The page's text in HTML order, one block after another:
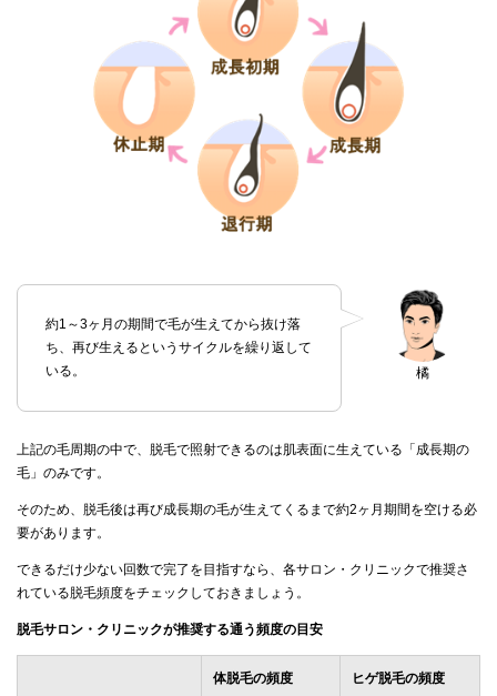
橘
約1～3ヶ月の期間で毛が生えてから抜け落
ち、再び生えるというサイクルを繰り返して
いる。
上記の毛周期の中で、脱毛で照射できるのは肌表面に生えている「成長期の
毛」のみです。
そのため、脱毛後は再び成長期の毛が生えてくるまで約2ヶ月期間を空ける必
要があります。
できるだけ少ない回数で完了を目指すなら、各サロン・クリニックで推奨さ
れている脱毛頻度をチェックしておきましょう。
脱毛サロン・クリニックが推奨する通う頻度の目安
体脱毛の頻度 ヒゲ脱毛の頻度